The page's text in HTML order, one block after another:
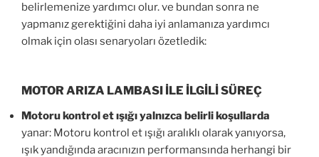
belirlemenize yardımcı olur. ve bundan sonra ne
yapmanız gerektiğini daha iyi anlamanıza yardımcı
olmak için olası senaryoları özetledik:
MOTOR ARIZA LAMBASI İLE İLGİLİ SÜREÇ
Motoru kontrol et ışığı yalnızca belirli koşullarda
yanar: Motoru kontrol et ışığı aralıklı olarak yanıyorsa,
ışık yandığında aracınızın performansında herhangi bir